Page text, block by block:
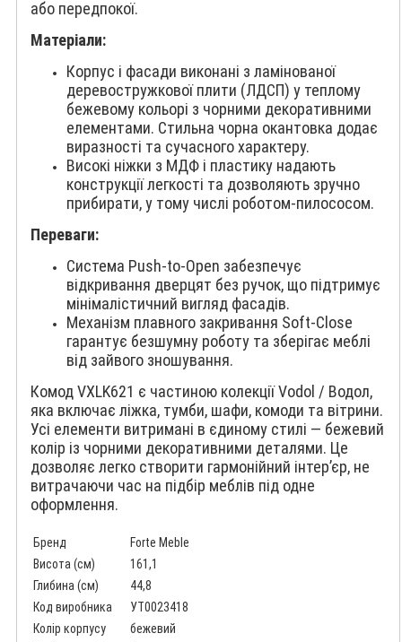
або передпокої.
Матеріали:
Корпус і фасади виконані з ламінованої
деревостружкової плити (ЛДСП) у теплому
бежевому кольорі з чорними декоративними
елементами. Стильна чорна окантовка додає
виразності та сучасного характеру.
Високі ніжки з МДФ і пластику надають
конструкції легкості та дозволяють зручно
прибирати, у тому числі роботом-пилососом.
Переваги:
Система Push-to-Open забезпечує
відкривання дверцят без ручок, що підтримує
мінімалістичний вигляд фасадів.
Механізм плавного закривання Soft-Close
гарантує безшумну роботу та зберігає меблі
від зайвого зношування.
Комод VXLK621 є частиною колекції Vodol / Водол,
яка включає ліжка, тумби, шафи, комоди та вітрини.
Усі елементи витримані в єдиному стилі — бежевий
колір із чорними декоративними деталями. Це
дозволяє легко створити гармонійний інтер’єр, не
витрачаючи час на підбір меблів під одне
оформлення.
Бренд
Forte Meble
Висота (см)
161,1
Глибина (см)
44,8
Код виробника
УТ0023418
Колір корпусу
бежевий